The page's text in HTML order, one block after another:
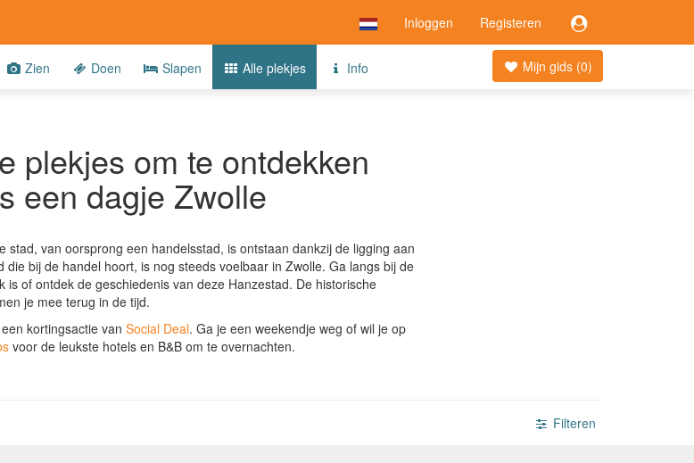
Inloggen Registeren
Mijn gids (0)
Zien Doen Slapen Alle plekjes Info
plekjes om te ontdekken
een dagje Zwolle
stad, van oorsprong een handelsstad, is ontstaan dankzij de ligging aan
bij de handel hoort, is nog steeds voelbaar in Zwolle. Ga langs bij de
is of ontdek de geschiedenis van deze Hanzestad. De historische
je mee terug in de tijd.
kortingsactie van Social Deal. Ga je een weekendje weg of wil je op
voor de leukste hotels en B&B om te overnachten.
Filteren